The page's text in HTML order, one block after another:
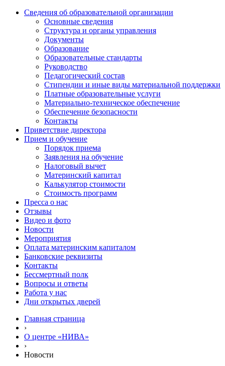
Сведения об образовательной организации
Основные сведения
Структура и органы управления
Документы
Образование
Образовательные стандарты
Руководство
Педагогический состав
Стипендии и иные виды материальной поддержки
Платные образовательные услуги
Материально-техническое обеспечение
Обеспечение безопасности
Контакты
Приветствие директора
Прием и обучение
Порядок приема
Заявления на обучение
Налоговый вычет
Материнский капитал
Калькулятор стоимости
Стоимость программ
Пресса о нас
Отзывы
Видео и фото
Новости
Мероприятия
Оплата материнским капиталом
Банковские реквизиты
Контакты
Бессмертный полк
Вопросы и ответы
Работа у нас
Дни открытых дверей
Главная страница
›
О центре «НИВА»
›
Новости